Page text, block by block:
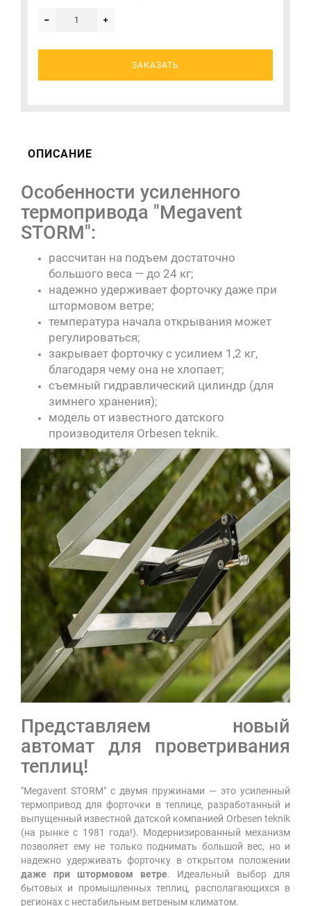
ЗАКАЗАТЬ
ОПИСАНИЕ
Особенности усиленного
термопривода "Megavent
STORM":
рассчитан на подъем достаточно
большого веса — до 24 кг;
надежно удерживает форточку даже при
штормовом ветре;
температура начала открывания может
регулироваться;
закрывает форточку с усилием 1,2 кг,
благодаря чему она не хлопает;
съемный гидравлический цилиндр (для
зимнего хранения);
модель от известного датского
производителя Orbesen teknik.
Представляем новый
автомат для проветривания
теплиц!
"Megavent STORM" с двумя пружинами — это усиленный
термопривод для форточки в теплице, разработанный и
выпущенный известной датской компанией Orbesen teknik
(на рынке с 1981 года!). Модернизированный механизм
позволяет ему не только поднимать большой вес, но и
надежно удерживать форточку в открытом положении
даже при штормовом ветре. Идеальный выбор для
бытовых и промышленных теплиц, располагающихся в
регионах с нестабильным ветреным климатом.